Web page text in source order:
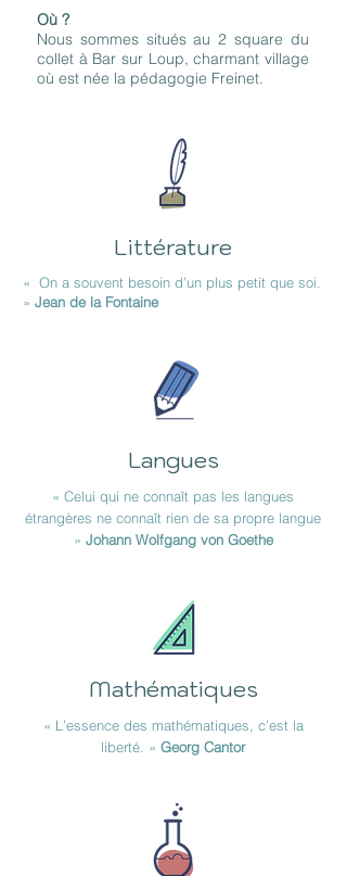
Où ?
Nous sommes situés au 2 square du
collet à Bar sur Loup, charmant village
où est née la pédagogie Freinet.
Littérature
« On a souvent besoin d’un plus petit que soi.
» Jean de la Fontaine
Langues
« Celui qui ne connaît pas les langues
étrangères ne connaît rien de sa propre langue
» Johann Wolfgang von Goethe
Mathématiques
« L’essence des mathématiques, c’est la
liberté. » Georg Cantor